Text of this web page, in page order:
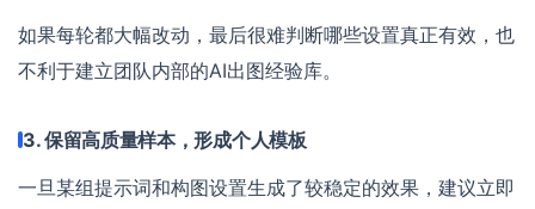
如果每轮都大幅改动，最后很难判断哪些设置真正有效，也
不利于建立团队内部的AI出图经验库。
3. 保留高质量样本，形成个人模板
一旦某组提示词和构图设置生成了较稳定的效果，建议立即